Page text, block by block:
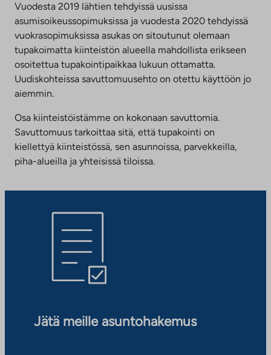
Vuodesta 2019 lähtien tehdyissä uusissa
asumisoikeussopimuksissa ja vuodesta 2020 tehdyissä
vuokrasopimuksissa asukas on sitoutunut olemaan
tupakoimatta kiinteistön alueella mahdollista erikseen
osoitettua tupakointipaikkaa lukuun ottamatta.
Uudiskohteissa savuttomuusehto on otettu käyttöön jo
aiemmin.
Osa kiinteistöistämme on kokonaan savuttomia.
Savuttomuus tarkoittaa sitä, että tupakointi on
kiellettyä kiinteistössä, sen asunnoissa, parvekkeilla,
piha-alueilla ja yhteisissä tiloissa.
Jätä meille asuntohakemus